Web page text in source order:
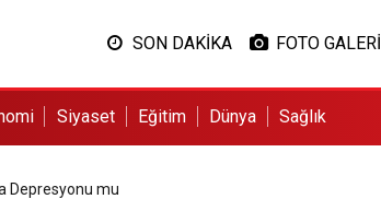
SON DAKİKA FOTO GALERİ
Siyaset Eğitim Dünya Sağlık
Depresyonu mu